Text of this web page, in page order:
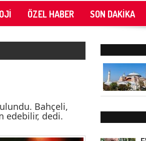
ÖZEL HABER SON DAKİKA
Bahçeli,
edebilir, dedi.